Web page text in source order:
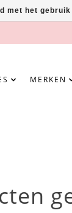
MERKEN
met het